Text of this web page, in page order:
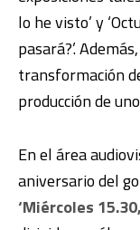
lo he visto’ y
pasará?’.
transformación
producción de
En el área
aniversario del
‘Miércoles